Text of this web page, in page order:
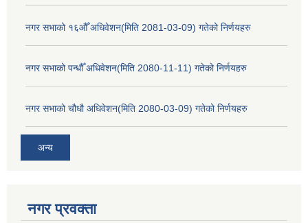
नगर सभाको १६औँ अधिवेशन(मिति 2081-03-09) गतेको निर्णयहरु
नगर सभाको पन्धौँ अधिवेशन(मिति 2080-11-11) गतेको निर्णयहरु
नगर सभाको चौधौ अधिवेशन(मिति 2080-03-09) गतेको निर्णयहरु
अन्य
नगर प्रव‌क्ता